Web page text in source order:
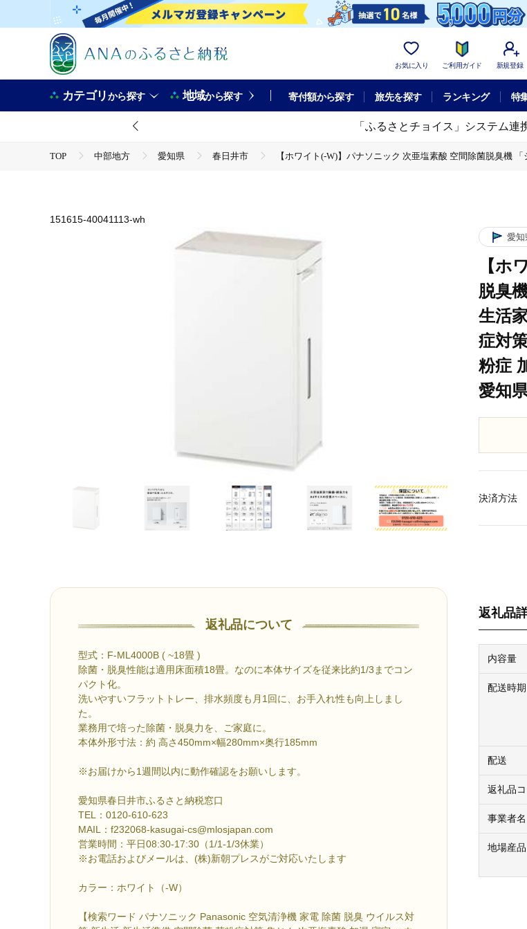
お気に入り ご利用ガイド 新規登録
カテゴリから探す 地域から探す 寄付額から探す 旅先を探す ランキング 特
「ふるさとチョイス」システム連
TOP 中部地方 愛知県 春日井市
【ホワイト(-W)】パナソニック 次亜塩素酸 空間除菌脱臭機
【ホワイト(-W)】パナソニック 次亜塩素酸 空間除菌脱臭機 「ジアイーノ」F-ML4000B | 18畳 電化製品 生活家電 集じ
花粉症 加湿 リビング ペット Panasonic ジアイーノ 愛知県 春日井市
その他家電
【ホワイト(-W)】パナソニック 次亜塩素酸 空間除菌脱臭機 「ジアイーノ」F-ML4000B | 18畳 電化製品 生活家電 集
花粉症 加湿 リビング ペット Panasonic ジアイーノ 愛知県 春日井市
151615-40041113-wh
返礼品について
型式：F-ML4000B ( ~18畳 )
除菌・脱臭性能は適用床面積18畳。なのに本体サイズを従来比約1/3までコン
パクト化。
洗いやすいフラットトレー、排水頻度も月1回に、お手入れ性も向上しまし
た。
業務用で培った除菌・脱臭力を、ご家庭に。
本体外形寸法：約 高さ450mm×幅280mm×奥行185mm
※お届けから1週間以内に動作確認をお願いします。
愛知県春日井市ふるさと納税窓口
TEL：0120-610-623
MAIL：f232068-kasugai-cs@mlosjapan.com
営業時間：平日08:30-17:30（1/1-1/3休業）
※お電話およびメールは、(株)新朝プレスがご対応いたします
カラー：ホワイト（-W）
【検索ワード パナソニック Panasonic 空気清浄機 家電 除菌 脱臭 ウイルス対
愛知
【ホ
脱臭
生活
症対
粉症
愛知
返礼品
内容量
配送時期
配送
返礼品
事業者名
地場産品
決済方法